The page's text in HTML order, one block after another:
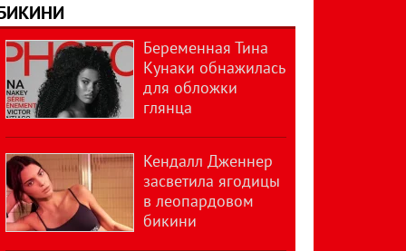
Беременная Тина
Кунаки обнажилась
для обложки
глянца
Кендалл Дженнер
засветила ягодицы
в леопардовом
бикини